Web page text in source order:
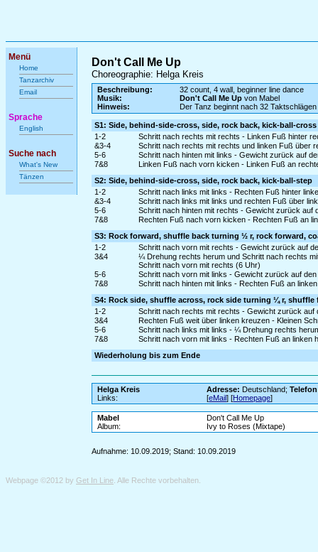
Menü
Home
Tanzarchiv
Email
Sprache
English
Suche nach
What's New
Tänzen
Don't Call Me Up
Choreographie: Helga Kreis
Beschreibung:
32 count, 4 wall, beginner line dance
Musik:
Don't Call Me Upvon Mabel
Hinweis:
Der Tanz beginnt nach 32 Taktschlägen
S1: Side, behind-side-cross, side, rock back, kick-ball-cross
1-2
Schritt nach rechts mit rechts - Linken Fuß hinter
&3-4
Schritt nach rechts mit rechts und linken Fuß über
5-6
Schritt nach hinten mit links - Gewicht zurück auf
7&8
Linken Fuß nach vorn kicken - Linken Fuß an
S2: Side, behind-side-cross, side, rock back, kick-ball-step
1-2
Schritt nach links mit links - Rechten Fuß hinter
&3-4
Schritt nach links mit links und rechten Fuß über
5-6
Schritt nach hinten mit rechts - Gewicht zurück auf
7&8
Rechten Fuß nach vorn kicken - Rechten Fuß an
S3: Rock forward, shuffle back turning ½ r, rock forward,
1-2
Schritt nach vorn mit rechts - Gewicht zurück auf
3&4
¼ Drehung rechts herum und Schritt nach rechts
Schritt nach vorn mit rechts (6 Uhr)
5-6
Schritt nach vorn mit links - Gewicht zurück auf
7&8
Schritt nach hinten mit links - Rechten Fuß an
S4: Rock side, shuffle across, rock side turning ¼ r, shuffle
1-2
Schritt nach rechts mit rechts - Gewicht zurück auf
3&4
Rechten Fuß weit über linken kreuzen - Kleinen
5-6
Schritt nach links mit links - ¼ Drehung rechts
7&8
Schritt nach vorn mit links - Rechten Fuß an linken
Wiederholung bis zum Ende
Helga Kreis Adresse: Deutschland;
Links:
[eMail] [Homepage]
Mabel
Don't Call Me Up
Album:
Ivy to Roses (Mixtape)
Aufnahme: 10.09.2019; Stand: 10.09.2019
Webpage ©2012 by Get In Line . Alle Rechte vorbehalten.